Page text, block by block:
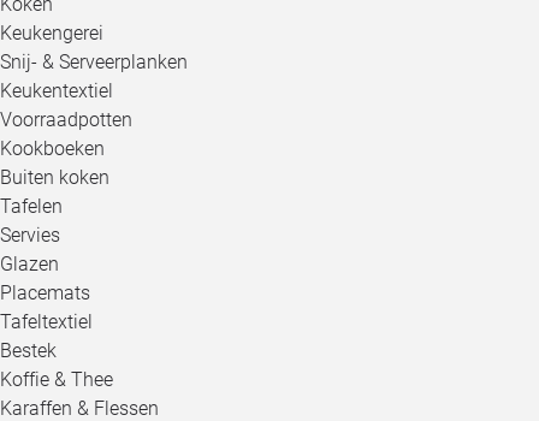
Keukengerei
Snij- & Serveerplanken
Keukentextiel
Voorraadpotten
Kookboeken
Buiten koken
Tafelen
Servies
Glazen
Placemats
Tafeltextiel
Bestek
Koffie & Thee
Karaffen & Flessen